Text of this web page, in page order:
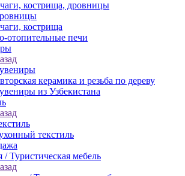
кострища, дровницы
кострища
отопительные печи
керамика и резьба по дереву
из Узбекистана
текстиль
/ Туристическая мебель